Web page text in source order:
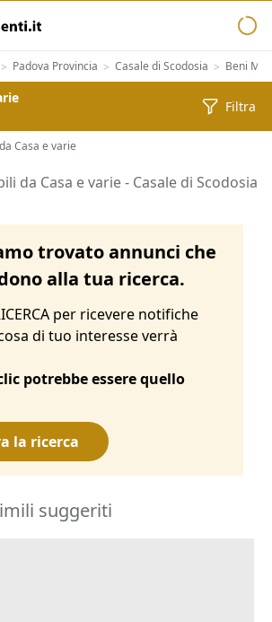
> Padova Provincia > Casale di Scodosia > Beni
Filtra
Casa e varie
da Casa e varie - Casale di Scodosia
trovato annunci che
alla tua ricerca.
per ricevere notifiche
di tuo interesse verrà
potrebbe essere quello
la ricerca
suggeriti